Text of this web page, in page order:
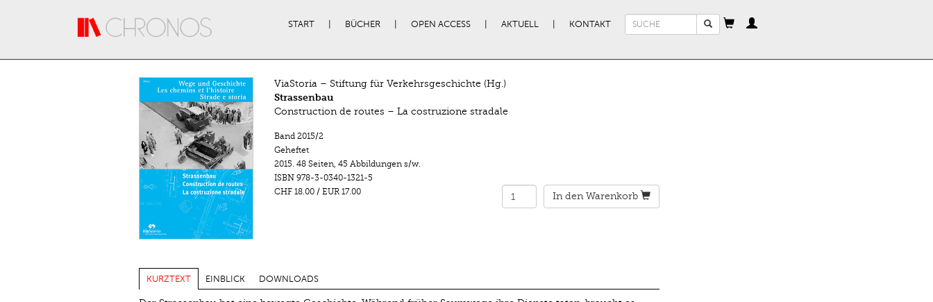
START BÜCHER OPEN ACCESS AKTUELL KONTAKT
Suchformular
ViaStoria – Stiftung für Verkehrsgeschichte (Hg.)
Strassenbau
Construction de routes – La costruzione stradale
Band 2015/2
Geheftet
2015. 48 Seiten, 45 Abbildungen s/w.
ISBN 978-3-0340-1321-5
CHF 18.00/ EUR 17.00 In den Warenkorb
KURZTEXT EINBLICK DOWNLOADS